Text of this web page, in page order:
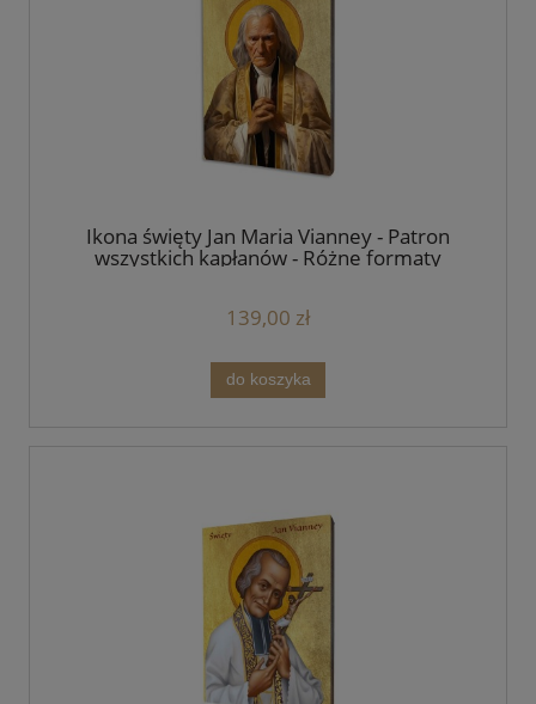
Ikona święty Jan Maria Vianney - Patron
wszystkich kapłanów - Różne formaty
139,00 zł
do koszyka